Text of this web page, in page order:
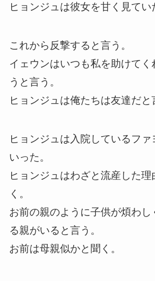
ヒョンジュは彼女を甘く見てい
これから反撃すると言う。
イェウンはいつも私を助けてく
うと言う。
ヒョンジュは俺たちは友達だと
ヒョンジュは入院しているファ
いった。
ヒョンジュはわざと流産した理
く。
お前の親のように子供が煩わし
る親がいると言う。
お前は母親似かと聞く。